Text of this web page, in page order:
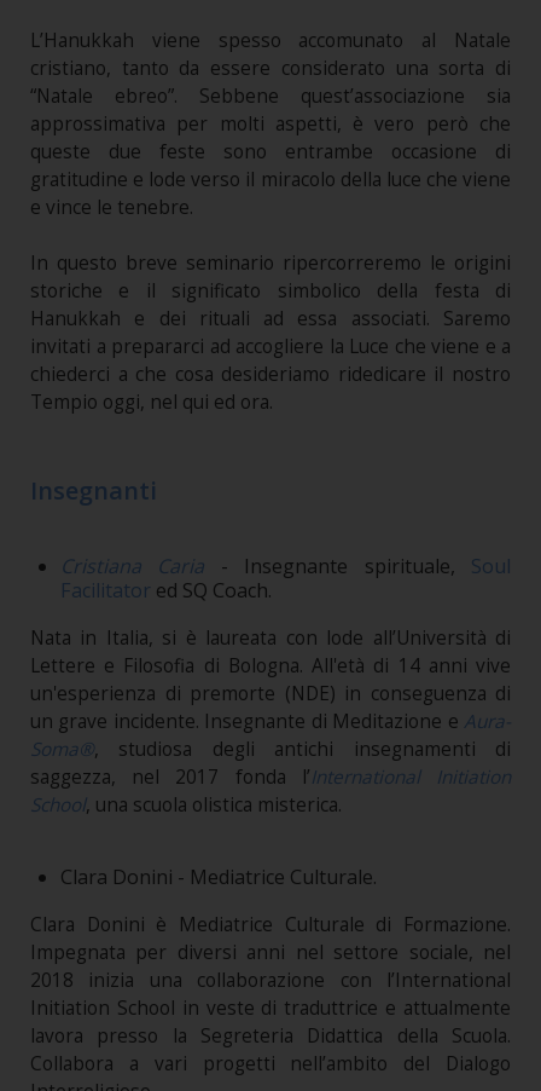
L’Hanukkah viene spesso accomunato al Natale
cristiano, tanto da essere considerato una sorta di
“Natale ebreo”. Sebbene quest’associazione sia
approssimativa per molti aspetti, è vero però che
queste due feste sono entrambe occasione di
gratitudine e lode verso il miracolo della luce che viene
e vince le tenebre.
In questo breve seminario ripercorreremo le origini
storiche e il significato simbolico della festa di
Hanukkah e dei rituali ad essa associati. Saremo
invitati a prepararci ad accogliere la Luce che viene e a
chiederci a che cosa desideriamo ridedicare il nostro
Tempio oggi, nel qui ed ora.
Insegnanti
Cristiana Caria - Insegnante spirituale, Soul
Facilitator ed SQ Coach.
Nata in Italia, si è laureata con lode all’Università di
Lettere e Filosofia di Bologna. All'età di 14 anni vive
un'esperienza di premorte (NDE) in conseguenza di
un grave incidente. Insegnante di Meditazione e Aura-
Soma®, studiosa degli antichi insegnamenti di
saggezza, nel 2017 fonda l’International Initiation
School, una scuola olistica misterica.
Clara Donini - Mediatrice Culturale.
Clara Donini è Mediatrice Culturale di Formazione.
Impegnata per diversi anni nel settore sociale, nel
2018 inizia una collaborazione con l’International
Initiation School in veste di traduttrice e attualmente
lavora presso la Segreteria Didattica della Scuola.
Collabora a vari progetti nell’ambito del Dialogo